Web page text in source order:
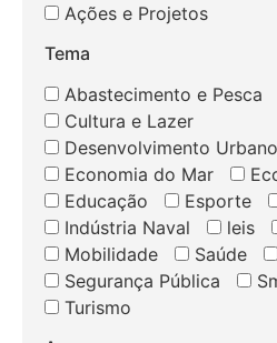
Ações e Projetos
Tema
Abastecimento e Pesca
Cultura e Lazer
Desenvolvimento Urbano
Economia do Mar
Educação
Esporte
Indústria Naval
leis
Mobilidade
Saúde
Segurança Pública
Turismo